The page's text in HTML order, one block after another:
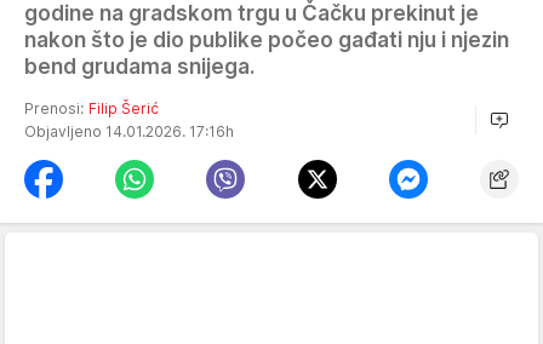
godine na gradskom trgu u Čačku prekinut je
nakon što je dio publike počeo gađati nju i njezin
bend grudama snijega.
Prenosi: Filip Šerić
Objavljeno 14.01.2026. 17:16h